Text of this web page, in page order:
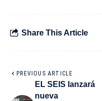
Share This Article
PREVIOUS ARTICLE
EL SEIS lanzará
nueva